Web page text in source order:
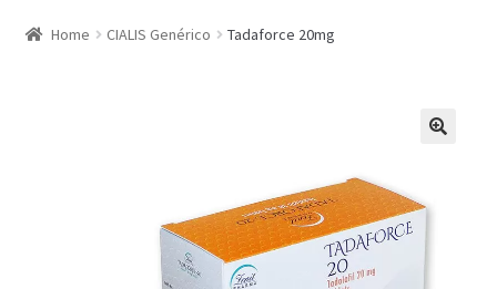
Home CIALIS Genérico Tadaforce 20mg